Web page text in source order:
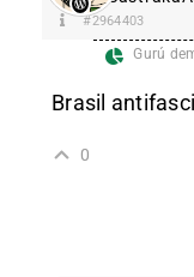
#2964403
Gurú
Brasil
0